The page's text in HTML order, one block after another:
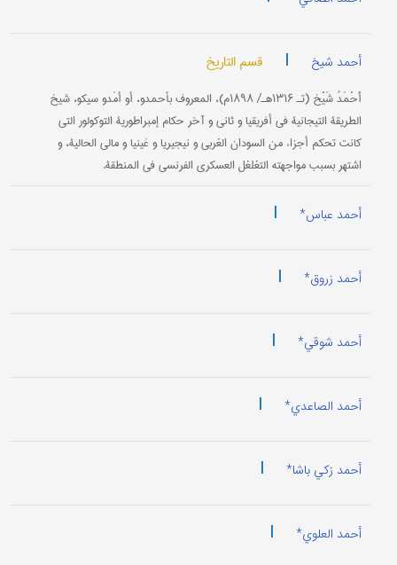
أحمد شیخ | قسم التاریخ
أَحْمَدُ شَیْخ (تـ ۱۳۱۶هـ/ ۱۸۹۸م)، المعروف بأحمدو، أو أمَدو سیکو، شیخ
الطریقة التیجانیة في أفریقیا و ثاني و آخر حکام إمبراطوریة التوکولور التي
کانت تحکم أجزاء من السودان الغربي و نیجیریا و غینیا و مالي الحالیة، و
اشتهر بسبب مواجهته التغلغل العسکري الفرنسي في المنطقة.
أحمد عباس* |
أحمد زروق* |
أحمد شوقي* |
أحمد الصاعدي* |
أحمد زکي باشا* |
أحمد العلوي* |